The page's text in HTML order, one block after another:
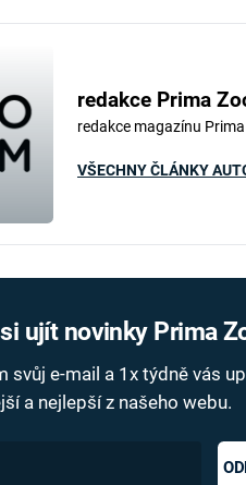
redakce Prima
redakce magazínu
VŠECHNY ČLÁNKY
ujít novinky Prima
svůj e-mail a 1x týdně vás
a nejlepší z našeho webu.